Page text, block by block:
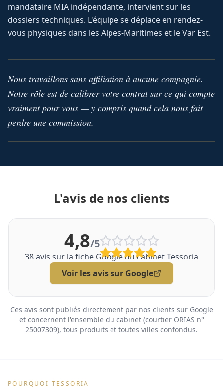
mandataire MIA indépendante, intervient sur les
dossiers techniques. L'équipe se déplace en rendez-
vous physiques dans les Alpes-Maritimes et le Var Est.
Nous travaillons sans affiliation à aucune compagnie.
Notre rôle est de calibrer votre contrat sur ce qui compte
vraiment pour vous — y compris quand cela nous fait
perdre une commission.
L'avis de nos clients
4,8/5
38avis sur la fiche Google du cabinet Tessoria
Voir les avis sur Google
Ces avis sont publiés directement par nos clients sur Google
et concernent l'ensemble du cabinet (courtier ORIAS n°
25007309), tous produits et toutes villes confondus.
POURQUOI TESSORIA